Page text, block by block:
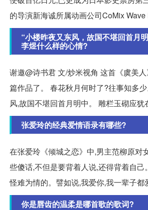
的导演新海诚所属动画公司CoMix Wave
“小楼昨夜又东风，故国不堪回首月
李煜什么样的心情?
谢邀@诗书君 文/炒米视角 这首《虞美
篇作品了。 春花秋月何时了?往事知多
风,故国不堪回首月明中。 雕栏玉砌应犹
张爱玲的经典爱情语录有哪些?
在张爱玲《倾城之恋》中,男主范柳原对
些傻话,不但是要背着人说,还得背着自
怪难为情的。譬如说,我爱你,我一辈子都
你是唇齿的温柔是哪首歌的歌词?